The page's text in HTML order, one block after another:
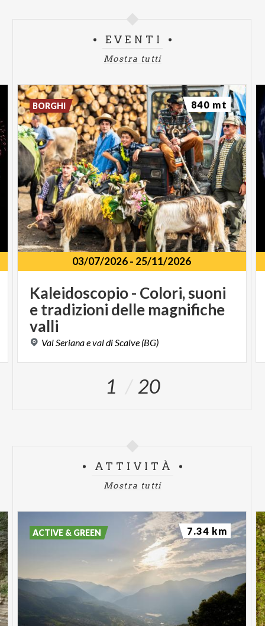
EVENTI
Mostra tutti
03/07/2026- 25/11/2026
Kaleidoscopio - Colori, suoni
e tradizioni delle magnifiche
valli
Val Serianaevaldi Scalve (BG)
BORGHI 840 mt
1 20
ATTIVITÀ
Mostra tutti
ACTIVE & GREEN 7.34 km